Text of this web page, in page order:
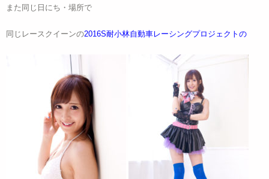
また同じ日にち・場所で
同じレースクイーンの2016S耐小林自動車レーシングプロジェクトの